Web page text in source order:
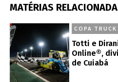
MATÉRIAS
COPA TRUCK
Totti e
Online®,
de Cuiabá